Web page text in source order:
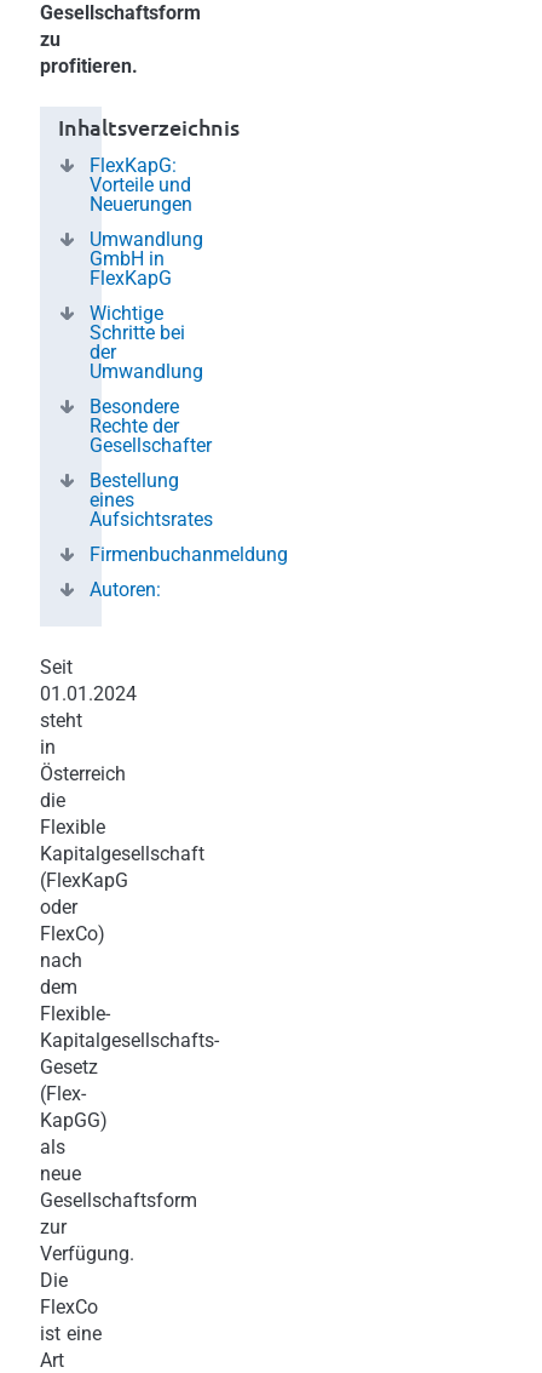
Gesellschaftsform
zu
profitieren.
Inhaltsverzeichnis
FlexKapG:
Vorteile und
Neuerungen
Umwandlung
GmbH in
FlexKapG
Wichtige
Schritte bei
der
Umwandlung
Besondere
Rechte der
Gesellschafter
Bestellung
eines
Aufsichtsrates
Firmenbuchanmeldung
Autoren:
Seit
01.01.2024
steht
in
Österreich
die
Flexible
Kapitalgesellschaft
(FlexKapG
oder
FlexCo)
nach
dem
Flexible-
Kapitalgesellschafts-
Gesetz
(Flex-
KapGG)
als
neue
Gesellschaftsform
zur
Verfügung.
Die
FlexCo
ist eine
Art